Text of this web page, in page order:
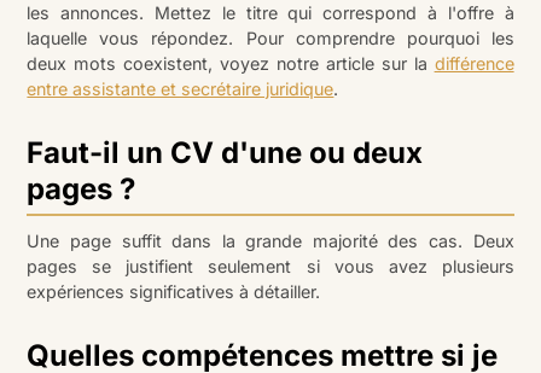
les annonces. Mettez le titre qui correspond à l'offre à
laquelle vous répondez. Pour comprendre pourquoi les
deux mots coexistent, voyez notre article sur la différence
entre assistante et secrétaire juridique.
Faut-il un CV d'une ou deux
pages ?
Une page suffit dans la grande majorité des cas. Deux
pages se justifient seulement si vous avez plusieurs
expériences significatives à détailler.
Quelles compétences mettre si je